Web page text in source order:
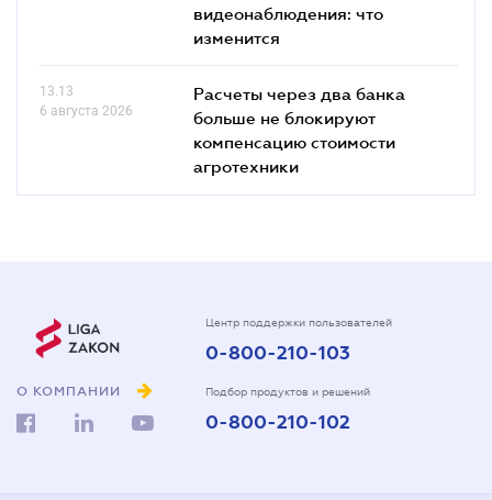
видеонаблюдения: что
изменится
13.13
6 августа 2026
Расчеты через два банка
больше не блокируют
компенсацию стоимости
агротехники
О КОМПАНИИ
Центр поддержки пользователей
0-800-210-103
Подбор продуктов и решений
0-800-210-102